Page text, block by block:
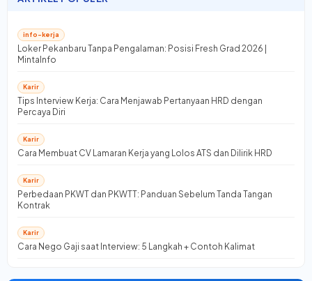
info-kerja
Loker Pekanbaru Tanpa Pengalaman: Posisi Fresh Grad 2026 |
MintaInfo
Karir
Tips Interview Kerja: Cara Menjawab Pertanyaan HRD dengan
Percaya Diri
Karir
Cara Membuat CV Lamaran Kerja yang Lolos ATS dan Dilirik HRD
Karir
Perbedaan PKWT dan PKWTT: Panduan Sebelum Tanda Tangan
Kontrak
Karir
Cara Nego Gaji saat Interview: 5 Langkah + Contoh Kalimat